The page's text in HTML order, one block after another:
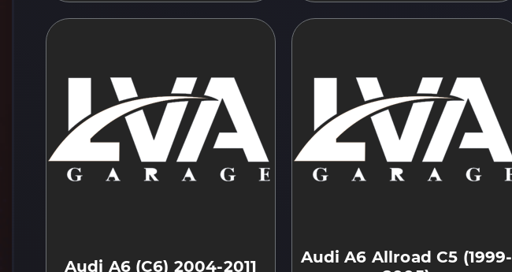
Audi A6 (C6) 2004-2011
Audi A6 Allroad C5 (1999-